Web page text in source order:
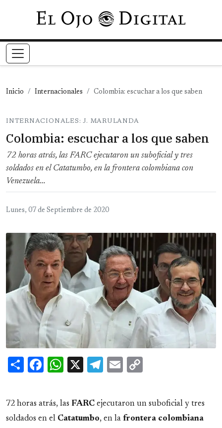
Pasar al contenido principal
Inicio Internacionales Colombia: escuchar a los que saben
INTERNACIONALES: J. MARULANDA
Colombia: escuchar a los que saben
72 horas atrás, las FARC ejecutaron un suboficial y tres
soldados en el Catatumbo, en la frontera colombiana con
Venezuela...
Lunes, 07 de Septiembre de 2020
ShareFacebook
WhatsApp
X Telegram
Email
72 horas atrás, las FARC ejecutaron un suboficial y tres
soldados en el Catatumbo, en la frontera colombiana